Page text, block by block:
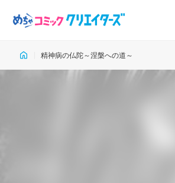
精神病の仏陀～涅槃への道～